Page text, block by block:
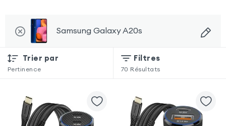
Samsung Galaxy A20s
Trier par
Pertinence
Filtres
70 Résultats